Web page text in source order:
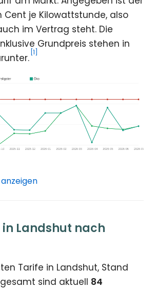
Cent je Kilowattstunde, also
im Vertrag steht. Die
Grundpreis stehen in
[1]
Landshut nach
Tarife in Landshut, Stand
sind aktuell 84